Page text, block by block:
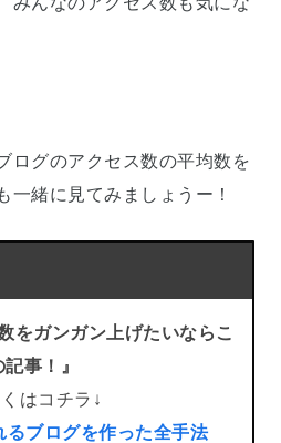
ログのアクセス数の平均数を
一緒に見てみましょうー！
をガンガン上げたいならこ
記事！』
はコチラ↓
るブログを作った全手法